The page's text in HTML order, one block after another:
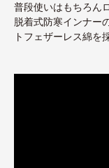
普段使いはもちろん
脱着式防寒インナー
トフェザーレス綿を